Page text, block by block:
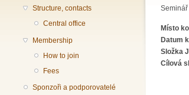
Structure, contacts
Central office
Membership
How to join
Fees
Sponzoři a podporovatelé
Místo
Datum
Složka
Cílová